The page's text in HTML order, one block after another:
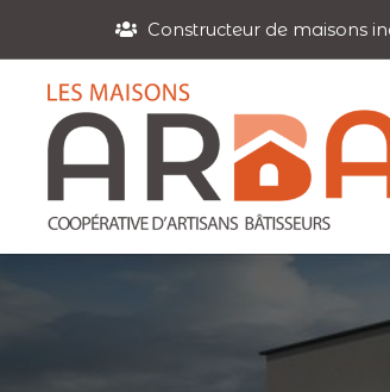
Constructeur de maisons